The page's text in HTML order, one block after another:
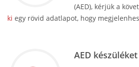
(AED), kérjük a
ki egy rövid adatlapot, hogy
AED